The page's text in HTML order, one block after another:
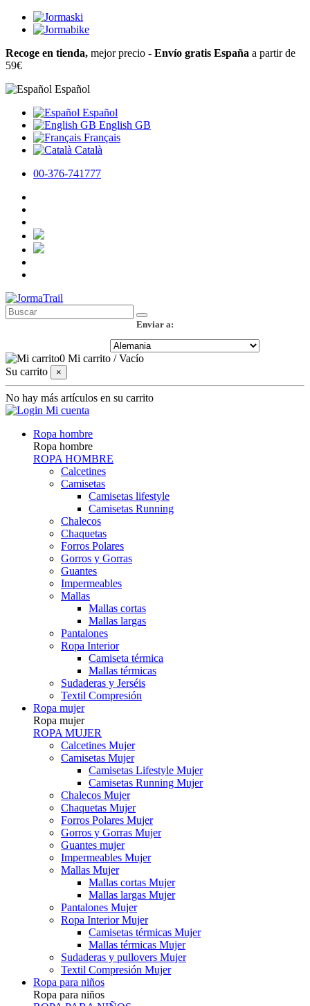
Recoge en tienda, mejor precio - Envío gratis España a partir de
59€
Español
Español
English GB
Français
Català
00-376-741777
Enviar a:
0 Mi carrito /Vacío
Su carrito
×
No hay más artículos en su carrito
Mi cuenta
Ropa hombre
Ropa hombre
ROPA HOMBRE
Calcetines
Camisetas
Camisetas lifestyle
Camisetas Running
Chalecos
Chaquetas
Forros Polares
Gorros y Gorras
Guantes
Impermeables
Mallas
Mallas cortas
Mallas largas
Pantalones
Ropa Interior
Camiseta térmica
Mallas térmicas
Sudaderas y Jerséis
Textil Compresión
Ropa mujer
Ropa mujer
ROPA MUJER
Calcetines Mujer
Camisetas Mujer
Camisetas Lifestyle Mujer
Camisetas Running Mujer
Chalecos Mujer
Chaquetas Mujer
Forros Polares Mujer
Gorros y Gorras Mujer
Guantes mujer
Impermeables Mujer
Mallas Mujer
Mallas cortas Mujer
Mallas largas Mujer
Pantalones Mujer
Ropa Interior Mujer
Camisetas térmicas Mujer
Mallas térmicas Mujer
Sudaderas y pullovers Mujer
Textil Compresión Mujer
Ropa para niños
Ropa para niños